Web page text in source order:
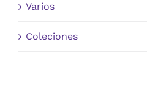
Varios
Coleciones